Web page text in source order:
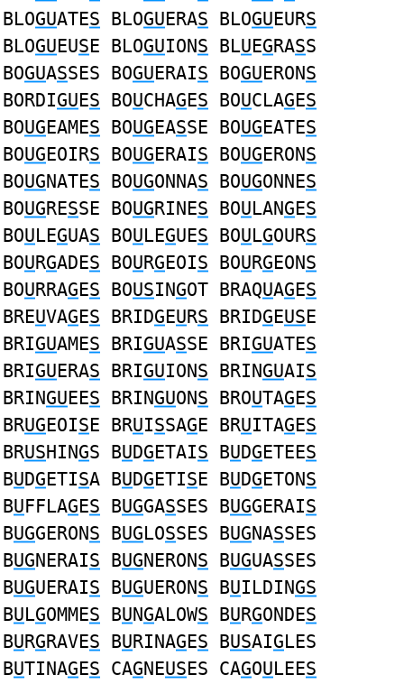
BLOGUATES BLOGUERAS BLOGUEURS
BLOGUEUSE BLOGUIONS BLUEGRASS
BOGUASSES BOGUERAIS BOGUERONS
BORDIGUES BOUCHAGES BOUCLAGES
BOUGEAMES BOUGEASSE BOUGEATES
BOUGEOIRS BOUGERAIS BOUGERONS
BOUGNATES BOUGONNAS BOUGONNES
BOUGRESSE BOUGRINES BOULANGES
BOULEGUAS BOULEGUES BOULGOURS
BOURGADES BOURGEOIS BOURGEONS
BOURRAGES BOUSINGOT BRAQUAGES
BREUVAGES BRIDGEURS BRIDGEUSE
BRIGUAMES BRIGUASSE BRIGUATES
BRIGUERAS BRIGUIONS BRINGUAIS
BRINGUEES BRINGUONS BROUTAGES
BRUGEOISE BRUISSAGE BRUITAGES
BRUSHINGS BUDGETAIS BUDGETEES
BUDGETISA BUDGETISE BUDGETONS
BUFFLAGES BUGGASSES BUGGERAIS
BUGGERONS BUGLOSSES BUGNASSES
BUGNERAIS BUGNERONS BUGUASSES
BUGUERAIS BUGUERONS BUILDINGS
BULGOMMES BUNGALOWS BURGONDES
BURGRAVES BURINAGES BUSAIGLES
BUTINAGES CAGNEUSES CAGOULEES